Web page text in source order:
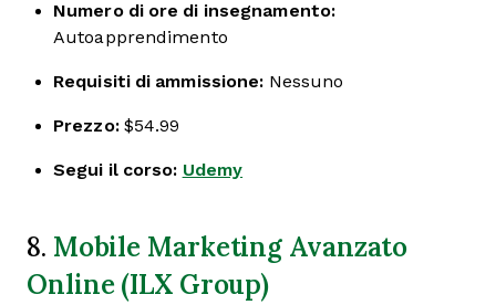
Numero di ore di insegnamento:
Autoapprendimento
Requisiti di ammissione: Nessuno
Prezzo: $54.99
Segui il corso: Udemy
8. Mobile Marketing Avanzato
Online (ILX Group)